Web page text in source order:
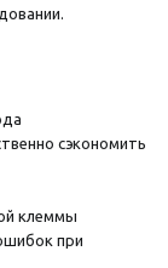
сэкономить
клеммы
при